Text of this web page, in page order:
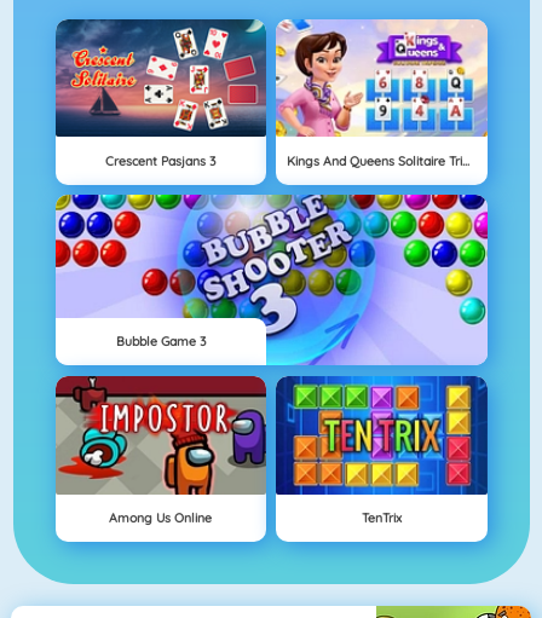
Crescent Pasjans 3 Kings And Queens Solitaire Tripeaks
Bubble Game 3
Among Us Online TenTrix